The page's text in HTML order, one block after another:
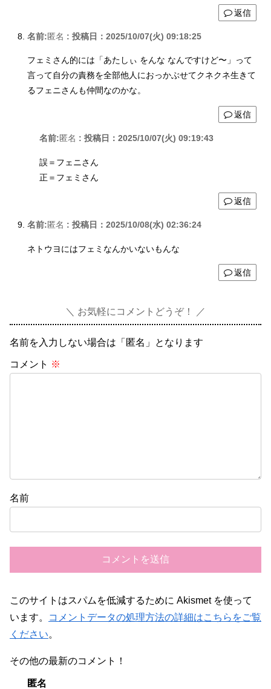
返信
名前:匿名 : 投稿日：2025/10/07(火) 09:18:25
フェミさん的には「あたしぃ をんな なんですけど〜」って
言って自分の責務を全部他人におっかぶせてクネクネ生きて
るフェニさんも仲間なのかな。
返信
名前:匿名 : 投稿日：2025/10/07(火) 09:19:43
誤＝フェニさん
正＝フェミさん
返信
名前:匿名 : 投稿日：2025/10/08(水) 02:36:24
ネトウヨにはフェミなんかいないもんな
返信
お気軽にコメントどうぞ！
名前を入力しない場合は「匿名」となります
コメント ※
名前
このサイトはスパムを低減するために Akismet を使って
います。
コメントデータの処理方法の詳細はこちらをご覧
ください。
その他の最新のコメント！
匿名